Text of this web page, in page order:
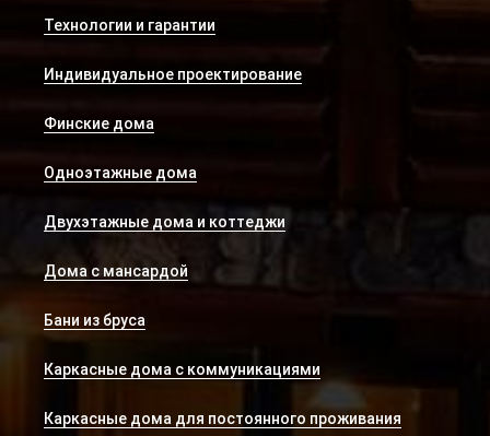
Технологии и гарантии
Индивидуальное проектирование
Финские дома
Одноэтажные дома
Двухэтажные дома и коттеджи
Дома с мансардой
Бани из бруса
Каркасные дома с коммуникациями
Каркасные дома для постоянного проживания